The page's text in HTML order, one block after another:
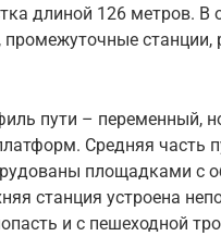
длиной 126 метров. В
промежуточные
пути – переменный,
Средняя часть
площадками с
станция устроена
и с пешеходной